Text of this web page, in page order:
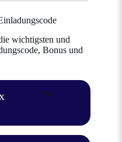
wichtigsten und
Bonus und